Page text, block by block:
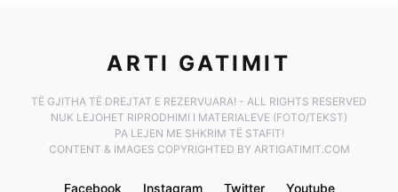
ARTI GATIMIT
TË GJITHA TË DREJTAT E REZERVUARA! - ALL RIGHTS RESERVED
NUK LEJOHET RIPRODHIMI I MATERIALEVE (FOTO/TEKST)
PA LEJEN ME SHKRIM TË STAFIT!
CONTENT & IMAGES COPYRIGHTED BY ARTIGATIMIT.COM
Facebook Instagram Twitter Youtube